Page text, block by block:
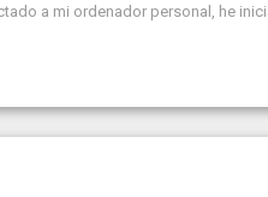
a mi ordenador personal, he